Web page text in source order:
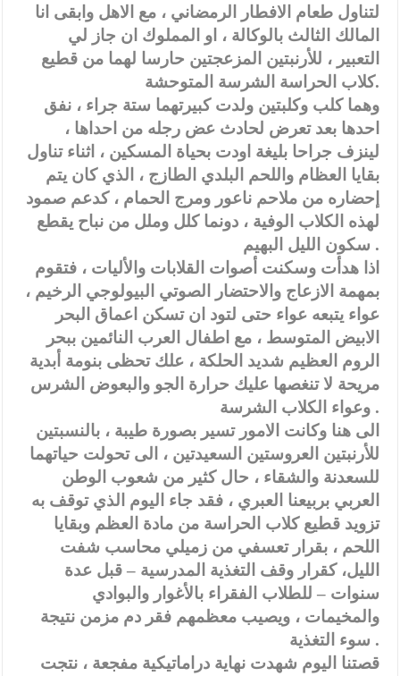
لتناول طعام الافطار الرمضاني ، مع الاهل وابقى انا
المالك الثالث بالوكالة ، او المملوك ان جاز لي
التعبير ، للأرنبتين المزعجتين حارسا لهما من قطيع
كلاب الحراسة الشرسة المتوحشة.
وهما كلب وكلبتين ولدت كبيرتهما ستة جراء ، نفق
احدها بعد تعرض لحادث عض رجله من احداها ،
لينزف جراحا بليغة اودت بحياة المسكين ، اثناء تناول
بقايا العظام واللحم البلدي الطازج ، الذي كان يتم
إحضاره من ملاحم ناعور ومرج الحمام ، كدعم صمود
لهذه الكلاب الوفية ، دونما كلل وملل من نباح يقطع
سكون الليل البهيم .
اذا هدأت وسكنت أصوات القلابات والأليات ، فتقوم
بمهمة الازعاج والاحتضار الصوتي البيولوجي الرخيم ،
عواء يتبعه عواء حتى لتود ان تسكن اعماق البحر
الابيض المتوسط ، مع اطفال العرب النائمين ببحر
الروم العظيم شديد الحلكة ، علك تحظى بنومة أبدية
مريحة لا تنغصها عليك حرارة الجو والبعوض الشرس
وعواء الكلاب الشرسة .
الى هنا وكانت الامور تسير بصورة طيبة ، بالنسبتين
للأرنبتين العروستين السعيدتين ، الى تحولت حياتهما
للسعدنة والشقاء ، حال كثير من شعوب الوطن
العربي بربيعنا العبري ، فقد جاء اليوم الذي توقف به
تزويد قطيع كلاب الحراسة من مادة العظم وبقايا
اللحم ، بقرار تعسفي من زميلي محاسب شفت
الليل، كقرار وقف التغذية المدرسية – قبل عدة
سنوات – للطلاب الفقراء بالأغوار والبوادي
والمخيمات ، ويصيب معظمهم فقر دم مزمن نتيجة
سوء التغذية .
قصتنا اليوم شهدت نهاية دراماتيكية مفجعة ، نتجت